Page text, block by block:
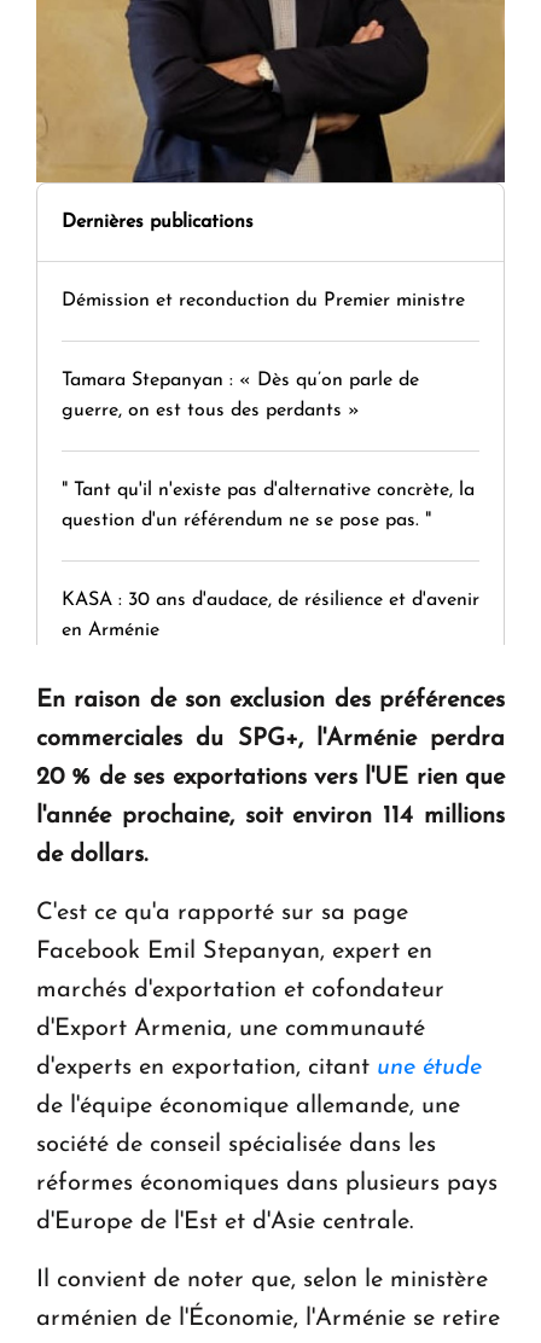
Dernières publications
Démission et reconduction du Premier ministre
Tamara Stepanyan : « Dès qu’on parle de
guerre, on est tous des perdants »
" Tant qu'il n'existe pas d'alternative concrète, la
question d'un référendum ne se pose pas. "
KASA : 30 ans d'audace, de résilience et d'avenir
en Arménie
Le premier hôtel Hyatt Regency d'Arménie
ouvrira ses portes à Dilijan
En raison de son exclusion des préférences
commerciales du SPG+, l'Arménie perdra
20 % de ses exportations vers l'UE rien que
l'année prochaine, soit environ 114 millions
de dollars.
C'est ce qu'a rapporté sur sa page
Facebook Emil Stepanyan, expert en
marchés d'exportation et cofondateur
d'Export Armenia, une communauté
d'experts en exportation, citant une étude
de l'équipe économique allemande, une
société de conseil spécialisée dans les
réformes économiques dans plusieurs pays
d'Europe de l'Est et d'Asie centrale.
Il convient de noter que, selon le ministère
arménien de l'Économie, l'Arménie se retire